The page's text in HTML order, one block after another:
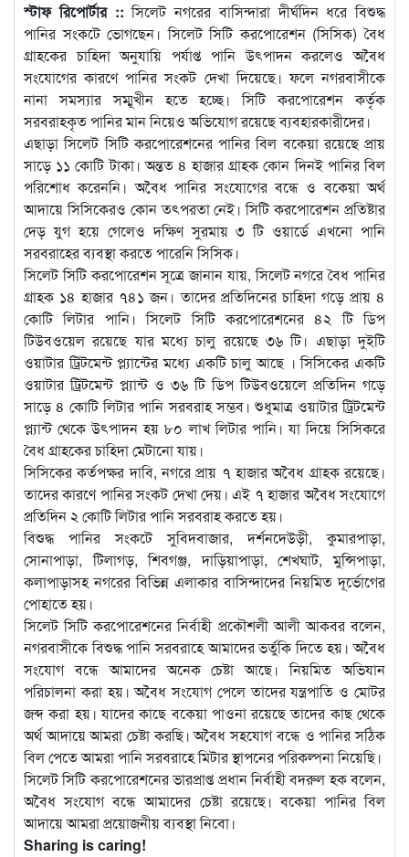
স্টাফ রিপোর্টার :: সিলেট নগরের বাসিন্দারা দীর্ঘদিন ধরে বিশুদ্ধ
পানির সংকটে ভোগছেন। সিলেট সিটি করপোরেশন (সিসিক) বৈধ
গ্রাহকের চাহিদা অনুযায়ি পর্যাপ্ত পানি উৎপাদন করলেও অবৈধ
সংযোগের কারণে পানির সংকট দেখা দিয়েছে। ফলে নগরবাসীকে
নানা সমস্যার সম্মূখীন হতে হচ্ছে। সিটি করপোরেশন কর্তৃক
সরবরাহকৃত পানির মান নিয়েও অভিযোগ রয়েছে ব্যবহারকারীদের।
এছাড়া সিলেট সিটি করপোরেশনের পানির বিল বকেয়া রয়েছে প্রায়
সাড়ে ১১ কোটি টাকা। অন্তত ৪ হাজার গ্রাহক কোন দিনই পানির বিল
পরিশোধ করেননি। অবৈধ পানির সংযোগের বন্ধে ও বকেয়া অর্থ
আদায়ে সিসিকেরও কোন তৎপরতা নেই। সিটি করপোরেশন প্রতিষ্টার
দেড় যুগ হয়ে গেলেও দক্ষিণ সুরমায় ৩ টি ওয়ার্ডে এখনো পানি
সরবরাহের ব্যবস্থা করতে পারেনি সিসিক।
সিলেট সিটি করপোরেশন সূত্রে জানান যায়, সিলেট নগরে বৈধ পানির
গ্রাহক ১৪ হাজার ৭৪১ জন। তাদের প্রতিদিনের চাহিদা গড়ে প্রায় ৪
কোটি লিটার পানি। সিলেট সিটি করপোরেশনের ৪২ টি ডিপ
টিউবওয়েল রয়েছে যার মধ্যে চালু রয়েছে ৩৬ টি। এছাড়া দুইটি
ওয়াটার ট্রিটমেন্ট প্ল্যান্টের মধ্যে একটি চালু আছে । সিসিকের একটি
ওয়াটার ট্রিটমেন্ট প্ল্যান্ট ও ৩৬ টি ডিপ টিউবওয়েলে প্রতিদিন গড়ে
সাড়ে ৪ কোটি লিটার পানি সরবরাহ সম্ভব। শুধুমাত্র ওয়াটার ট্রিটমেন্ট
প্ল্যান্ট থেকে উৎপাদন হয় ৮০ লাখ লিটার পানি। যা দিয়ে সিসিকরে
বৈধ গ্রাহকের চাহিদা মেটানো যায়।
সিসিকের কর্তপক্ষর দাবি, নগরে প্রায় ৭ হাজার অবৈধ গ্রাহক রয়েছে।
তাদের কারণে পানির সংকট দেখা দেয়। এই ৭ হাজার অবৈধ সংযোগে
প্রতিদিন ২ কোটি লিটার পানি সরবরাহ করতে হয়।
বিশুদ্ধ পানির সংকটে সুবিদবাজার, দর্শনদেউড়ী, কুমারপাড়া,
সোনাপাড়া, টিলাগড়, শিবগঞ্জ, দাড়িয়াপাড়া, শেখঘাট, মুন্সিপাড়া,
কলাপাড়াসহ নগরের বিভিন্ন এলাকার বাসিন্দাদের নিয়মিত দূর্ভোগের
পোহাতে হয়।
সিলেট সিটি করপোরেশনের নির্বাহী প্রকৌশলী আলী আকবর বলেন,
নগরবাসীকে বিশুদ্ধ পানি সরবরাহে আমাদের ভর্তুকি দিতে হয়। অবৈধ
সংযোগ বন্ধে আমাদের অনেক চেষ্টা আছে। নিয়মিত অভিযান
পরিচালনা করা হয়। অবৈধ সংযোগ পেলে তাদের যন্ত্রপাতি ও মোটর
জব্দ করা হয়। যাদের কাছে বকেয়া পাওনা রয়েছে তাদের কাছ থেকে
অর্থ আদায়ে আমরা চেষ্টা করছি। অবৈধ সহযোগ বন্ধে ও পানির সঠিক
বিল পেতে আমরা পানি সরবরাহে মিটার স্থাপনের পরিকল্পনা নিয়েছি।
সিলেট সিটি করপোরেশনের ভারপ্রাপ্ত প্রধান নির্বাহী বদরুল হক বলেন,
অবৈধ সংযোগ বন্ধে আমাদের চেষ্টা রয়েছে। বকেয়া পানির বিল
আদায়ে আমরা প্রয়োজনীয় ব্যবস্থা নিবো।
Sharing is caring!